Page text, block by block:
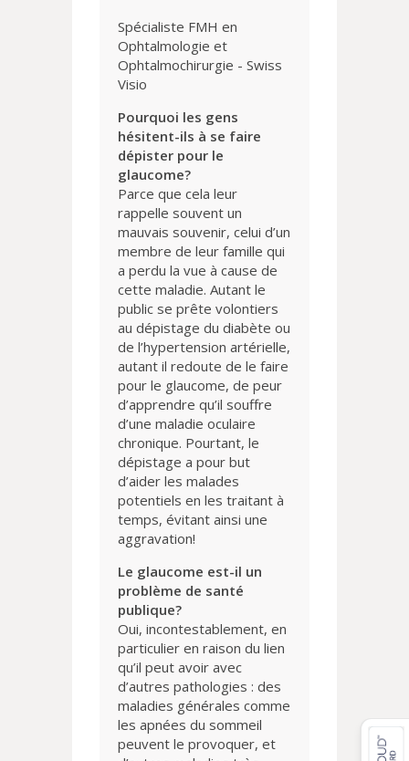
Spécialiste FMH en
Ophtalmologie et
Ophtalmochirurgie - Swiss
Visio
Pourquoi les gens
hésitent-ils à se faire
dépister pour le
glaucome?
Parce que cela leur
rappelle souvent un
mauvais souvenir, celui d’un
membre de leur famille qui
a perdu la vue à cause de
cette maladie. Autant le
public se prête volontiers
au dépistage du diabète ou
de l’hypertension artérielle,
autant il redoute de le faire
pour le glaucome, de peur
d’apprendre qu’il souffre
d’une maladie oculaire
chronique. Pourtant, le
dépistage a pour but
d’aider les malades
potentiels en les traitant à
temps, évitant ainsi une
aggravation!
Le glaucome est-il un
problème de santé
publique?
Oui, incontestablement, en
particulier en raison du lien
qu’il peut avoir avec
d’autres pathologies : des
maladies générales comme
les apnées du sommeil
peuvent le provoquer, et